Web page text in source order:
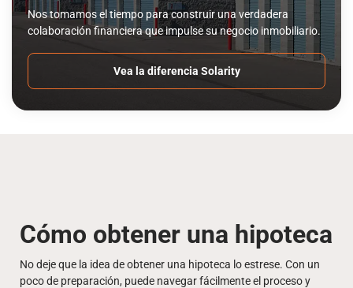
Nos tomamos el tiempo para construir una verdadera
colaboración financiera que impulse su negocio inmobiliario.
Vea la diferencia Solarity
Cómo obtener una hipoteca
No deje que la idea de obtener una hipoteca lo estrese. Con un
poco de preparación, puede navegar fácilmente el proceso y